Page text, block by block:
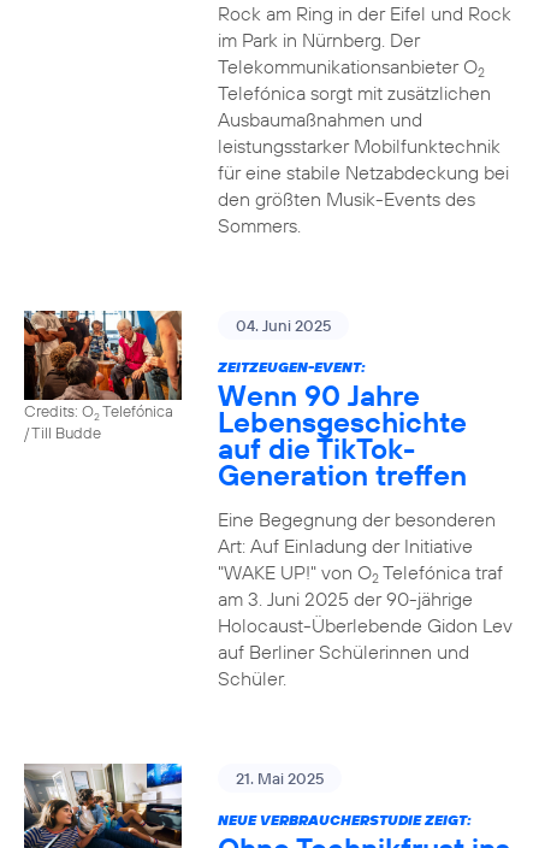
Rock am Ring in der Eifel und Rock
im Park in Nürnberg. Der
Telekommunikationsanbieter O2
Telefónica sorgt mit zusätzlichen
Ausbaumaßnahmen und
leistungsstarker Mobilfunktechnik
für eine stabile Netzabdeckung bei
den größten Musik-Events des
Sommers.
Credits: O2Telefónica
/ Till Budde
04. Juni 2025
ZEITZEUGEN-EVENT:
Wenn 90 Jahre
Lebensgeschichte
auf die TikTok-
Generation treffen
Eine Begegnung der besonderen
Art: Auf Einladung der Initiative
"WAKE UP!" von O2Telefónica traf
am 3. Juni 2025 der 90-jährige
Holocaust-Überlebende Gidon Lev
auf Berliner Schülerinnen und
Schüler.
21. Mai 2025
NEUE VERBRAUCHERSTUDIE ZEIGT: